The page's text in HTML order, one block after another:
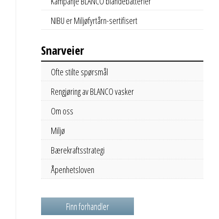
NIBU er Miljøfyrtårn-sertifisert
Snarveier
Ofte stilte spørsmål
Rengjøring av BLANCO vasker
Om oss
Miljø
Bærekraftsstrategi
Åpenhetsloven
Finn forhandler